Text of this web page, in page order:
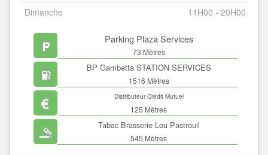
Dimanche
11H00 - 20H00
Parking Plaza Services
73 Mètres
BP Gambetta STATION SERVICES
1516 Mètres
Distributeur Crédit Mutuel
125 Mètres
Tabac Brasserie Lou Pastrouil
545 Mètres